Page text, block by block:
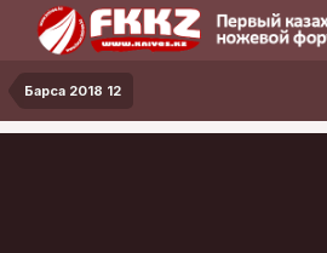
Барса 2018 12